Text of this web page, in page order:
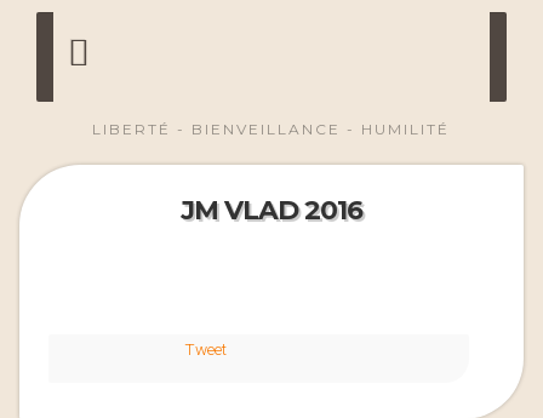
LIBERTÉ - BIENVEILLANCE - HUMILITÉ
JM VLAD 2016
Tweet